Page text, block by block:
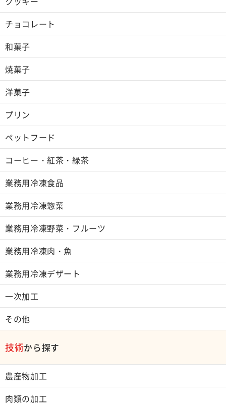
チョコレート
和菓子
焼菓子
洋菓子
プリン
ペットフード
コーヒー・紅茶・緑茶
業務用冷凍食品
業務用冷凍惣菜
業務用冷凍野菜・フルーツ
業務用冷凍肉・魚
業務用冷凍デザート
一次加工
その他
技術から探す
農産物加工
肉類の加工